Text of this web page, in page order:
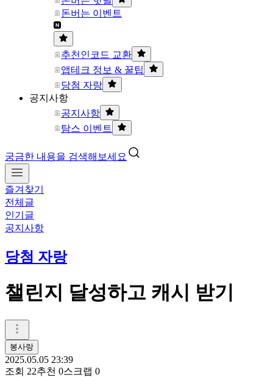
돈버는 이벤트
추천인코드 교환
앱테크 정보 & 꿀팁
당첨 자랑
공지사항
공지사항
탐스 이벤트
궁금한 내용을 검색해보세요
즐겨찾기
전체글
인기글
공지사항
당첨 자랑
챌린지 달성하고 캐시 받기
봉사랑
2025.05.05 23:39
조회 22추천 0스크랩 0